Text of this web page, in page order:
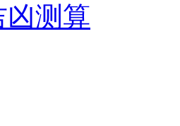
测算